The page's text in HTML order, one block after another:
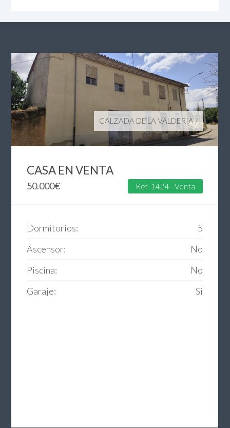
CALZADA DE LA VALDERIA/
CASA EN VENTA
50.000€ Ref. 1424 - Venta
Dormitorios:
5
Ascensor:
No
Piscina:
No
Garaje:
Si